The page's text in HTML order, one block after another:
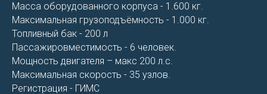
Масса оборудованного корпуса - 1.600 кг.
Максимальная грузоподъёмность - 1.000 кг.
Топливный бак - 200 л
Пассажировместимость - 6 человек.
Мощность двигателя – макс 200 л.с.
Максимальная скорость - 35 узлов.
Регистрация - ГИМС